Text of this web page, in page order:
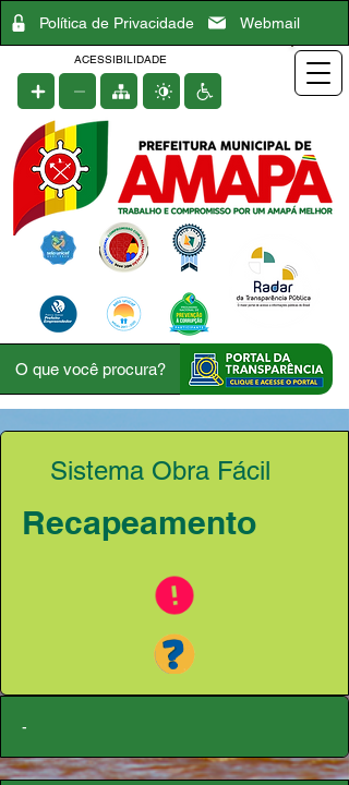
Política de Privacidade Webmail
ACESSIBILIDADE
Sistema Obra Fácil
Recapeamento
-